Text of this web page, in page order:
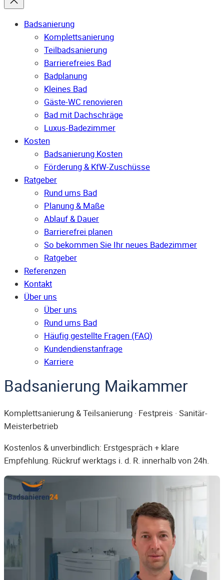
Badsanierung
Komplettsanierung
Teilbadsanierung
Barrierefreies Bad
Badplanung
Kleines Bad
Gäste-WC renovieren
Bad mit Dachschräge
Luxus-Badezimmer
Kosten
Badsanierung Kosten
Förderung & KfW-Zuschüsse
Ratgeber
Rund ums Bad
Planung & Maße
Ablauf & Dauer
Barrierefrei planen
So bekommen Sie Ihr neues Badezimmer
Ratgeber
Referenzen
Kontakt
Über uns
Über uns
Rund ums Bad
Häufig gestellte Fragen (FAQ)
Kunden­dienst­anfrage
Karriere
Badsanierung Maikammer
Komplettsanierung & Teilsanierung · Festpreis · Sanitär-
Meisterbetrieb
Kostenlos & unverbindlich: Erstgespräch + klare
Empfehlung. Rückruf werktags i. d. R. innerhalb von 24h.